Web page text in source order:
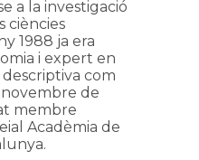
a la investigació
ciències
1988 ja era
i expert en
com
de
membre
Acadèmia de